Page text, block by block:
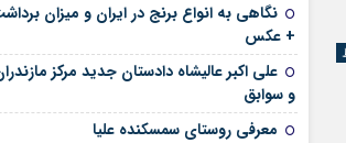
مرا به خاطر بسپار
نگاهی به انواع برنج در ایران و میزان
+ عکس
علی‌ اکبر عالیشاه دادستان جدید مرکز
و سوابق
معرفی روستای سمسکنده علیا